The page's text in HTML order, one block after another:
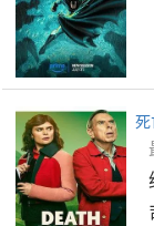
死